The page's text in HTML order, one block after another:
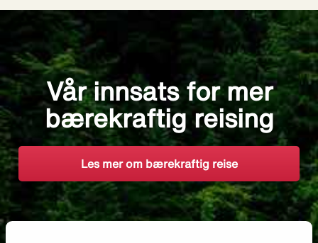
Vår innsats for mer
bærekraftig reising
Les mer om bærekraftig reise